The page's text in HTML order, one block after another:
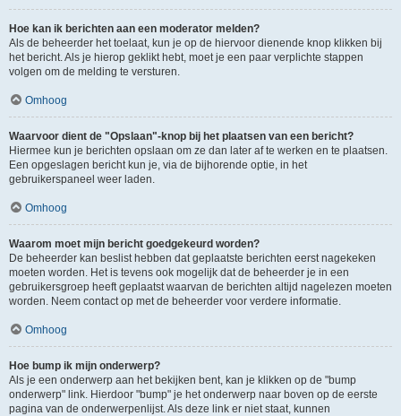
Hoe kan ik berichten aan een moderator melden?
Als de beheerder het toelaat, kun je op de hiervoor dienende knop klikken bij
het bericht. Als je hierop geklikt hebt, moet je een paar verplichte stappen
volgen om de melding te versturen.
Omhoog
Waarvoor dient de "Opslaan"-knop bij het plaatsen van een bericht?
Hiermee kun je berichten opslaan om ze dan later af te werken en te plaatsen.
Een opgeslagen bericht kun je, via de bijhorende optie, in het
gebruikerspaneel weer laden.
Omhoog
Waarom moet mijn bericht goedgekeurd worden?
De beheerder kan beslist hebben dat geplaatste berichten eerst nagekeken
moeten worden. Het is tevens ook mogelijk dat de beheerder je in een
gebruikersgroep heeft geplaatst waarvan de berichten altijd nagelezen moeten
worden. Neem contact op met de beheerder voor verdere informatie.
Omhoog
Hoe bump ik mijn onderwerp?
Als je een onderwerp aan het bekijken bent, kan je klikken op de "bump
onderwerp" link. Hierdoor "bump" je het onderwerp naar boven op de eerste
pagina van de onderwerpenlijst. Als deze link er niet staat, kunnen